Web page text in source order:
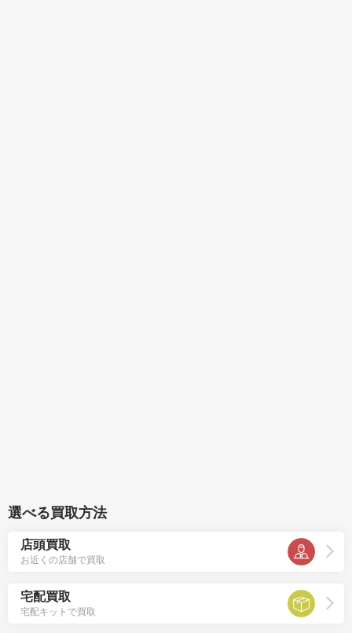
選べる買取方法
店頭買取
お近くの店舗で買取
宅配買取
宅配キットで買取